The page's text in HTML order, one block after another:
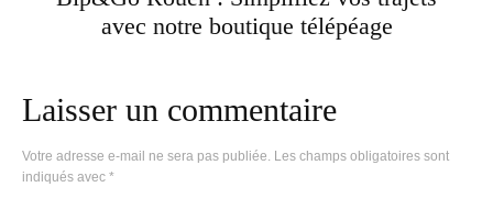
avec notre boutique télépéage
Laisser un commentaire
Votre adresse e-mail ne sera pas publiée. Les champs obligatoires sont
indiqués avec *